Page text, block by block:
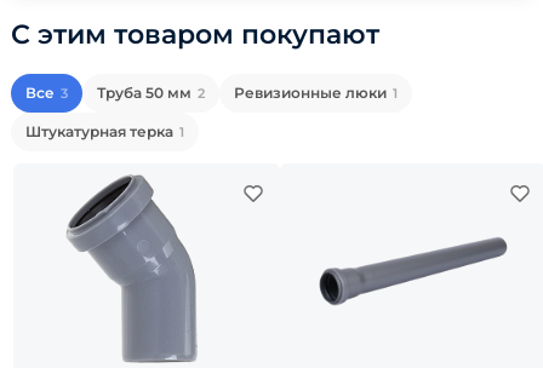
С этим товаром покупают
Все 3 Труба 50 мм 2 Ревизионные люки 1
Штукатурная терка 1